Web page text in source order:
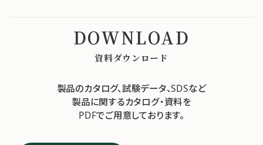
資料ダウンロード
製品のカタログ、試験データ、SDSなど
製品に関するカタログ・資料を
PDFでご用意しております。